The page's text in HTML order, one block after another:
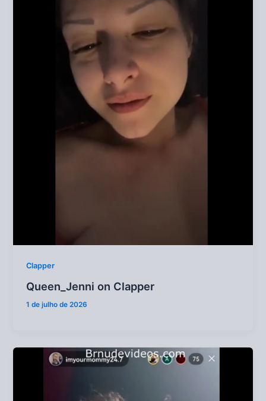
Clapper
Queen_Jenni on Clapper
1 de julho de 2026